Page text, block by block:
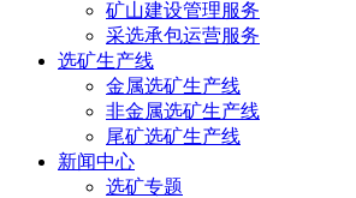
矿山建设管理服务
采选承包运营服务
选矿生产线
金属选矿生产线
非金属选矿生产线
尾矿选矿生产线
新闻中心
选矿专题